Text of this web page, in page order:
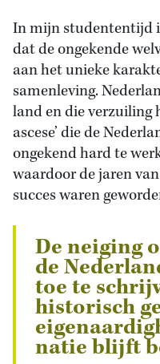
In mijn studententijd
dat de ongekende
aan het unieke
samenleving.
land en die verzuiling
ascese’ die de
ongekend hard te
waardoor de jaren
succes waren
De neiging
de
toe te
historisch
natie blijft